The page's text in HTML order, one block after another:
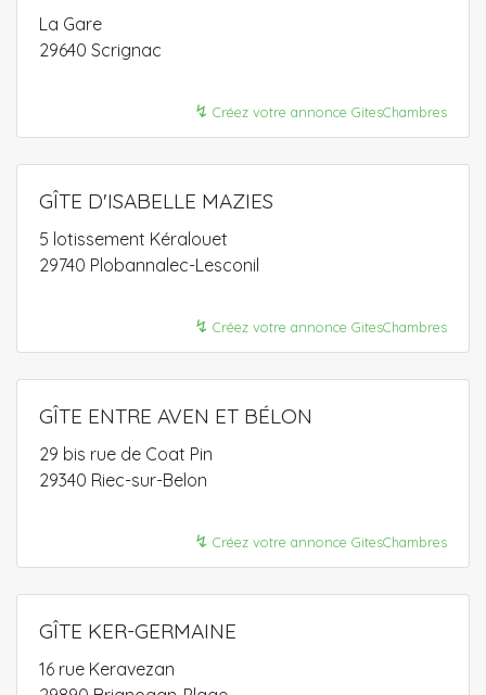
La Gare
29640 Scrignac
↯ Créez votre annonce GitesChambres
GÎTE D'ISABELLE MAZIES
5 lotissement Kéralouet
29740 Plobannalec-Lesconil
↯ Créez votre annonce GitesChambres
GÎTE ENTRE AVEN ET BÉLON
29 bis rue de Coat Pin
29340 Riec-sur-Belon
↯ Créez votre annonce GitesChambres
GÎTE KER-GERMAINE
16 rue Keravezan